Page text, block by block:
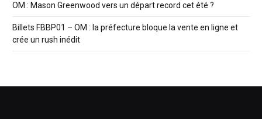
OM : Mason Greenwood vers un départ record cet été ?
Billets FBBP01 – OM : la préfecture bloque la vente en ligne et
crée un rush inédit